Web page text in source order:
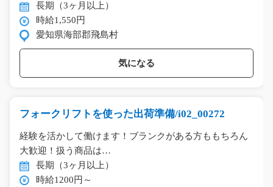
長期（3ヶ月以上）
時給1,550円
愛知県海部郡飛島村
気になる
フォークリフトを使った出荷準備/i02_00272
経験を活かして働けます！ブランクがある方ももちろん
大歓迎！扱う商品は…
長期（3ヶ月以上）
時給1200円～